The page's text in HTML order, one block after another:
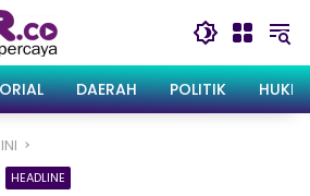
DAERAH POLITIK
HEADLINE